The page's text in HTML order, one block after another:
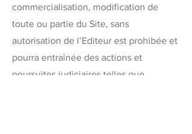
commercialisation, modification de
toute ou partie du Site, sans
autorisation de l’Editeur est prohibée et
pourra entraînée des actions et
poursuites judiciaires telles que